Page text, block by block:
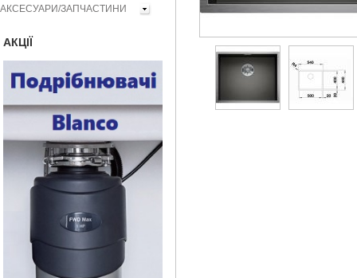
АКСЕСУАРИ/ЗАПЧАСТИНИ
AКЦІЇ